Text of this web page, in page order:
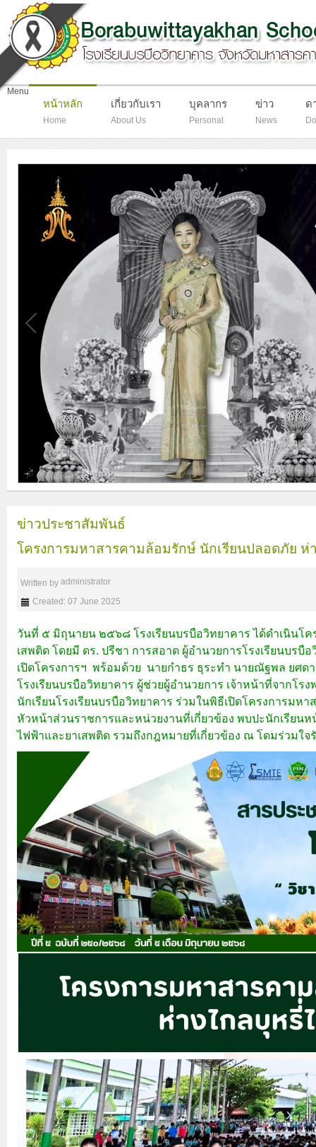
Menu
หน้าหลัก
Home
เกี่ยวกับเรา
About Us
บุคลากร
Personal
ข่าว
News
ด
ข่าวประชาสัมพันธ์
โครงการมหาสารคามล้อมรักษ์ นักเรียนปลอดภัย ห่
Written byadministrator
Created: 07 June 2025
วันที่ ๕ มิถุนายน ๒๕๖๘ โรงเรียนบรบือวิทยาคาร ได้ดำเนินโ
เสพติด โดยมี ดร. ปรีชา การสอาด ผู้อำนวยการโรงเรียนบร
เปิดโครงการฯ พร้อมด้วย นายกำธร ธุระทำ นายณัฐพล ยศ
โรงเรียนบรบือวิทยาคาร ผู้ช่วยผู้อำนวยการ เจ้าหน้าที่จากโ
นักเรียนโรงเรียนบรบือวิทยาคาร ร่วมในพิธีเปิดโครงการม
หัวหน้าส่วนราชการและหน่วยงานที่เกี่ยวข้อง พบปะนักเรียน
ไฟฟ้าและยาเสพติด รวมถึงกฎหมายที่เกี่ยวข้อง ณ โดมร่วมใจ